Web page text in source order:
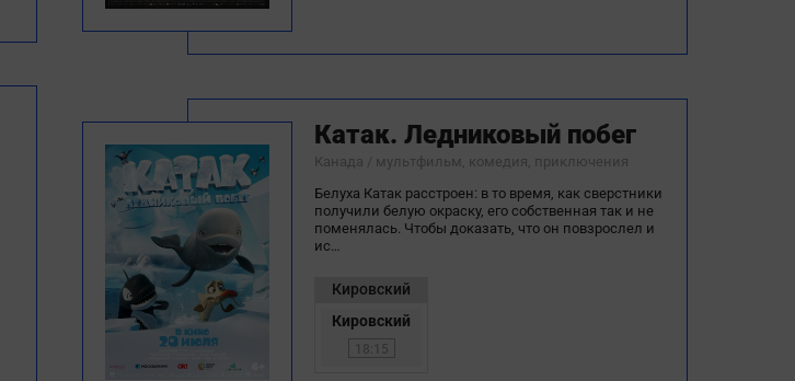
Катак. Ледниковый побег
Канада / мультфильм, комедия, приключения
Белуха Катак расстроен: в то время, как сверстники
получили белую окраску, его собственная так и не
поменялась. Чтобы доказать, что он повзрослел и
ис…
Кировский
Кировский